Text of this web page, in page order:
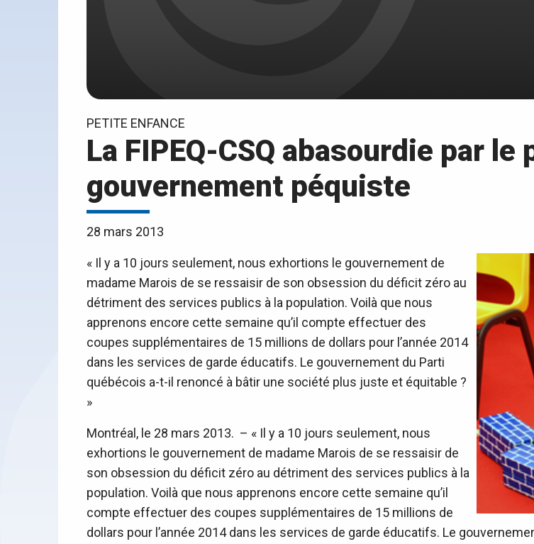
PETITE ENFANCE
La FIPEQ-CSQ abasourdie par le
gouvernement péquiste
28 mars 2013
« Il y a 10 jours seulement, nous exhortions le gouvernement de
madame Marois de se ressaisir de son obsession du déficit zéro au
détriment des services publics à la population. Voilà que nous
apprenons encore cette semaine qu’il compte effectuer des
coupes supplémentaires de 15 millions de dollars pour l’année 2014
dans les services de garde éducatifs. Le gouvernement du Parti
québécois a-t-il renoncé à bâtir une société plus juste et équitable ?
»
Montréal, le 28 mars 2013. – « Il y a 10 jours seulement, nous
exhortions le gouvernement de madame Marois de se ressaisir de
son obsession du déficit zéro au détriment des services publics à la
population. Voilà que nous apprenons encore cette semaine qu’il
compte effectuer des coupes supplémentaires de 15 millions de
dollars pour l’année 2014 dans les services de garde éducatifs. Le